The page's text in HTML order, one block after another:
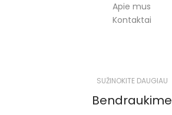
Apie mus
Kontaktai
SUŽINOKITE DAUGIAU
Bendraukime